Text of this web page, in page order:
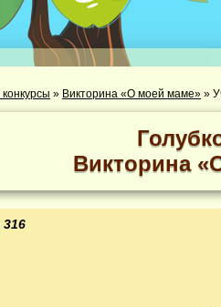
» Викторина «О моей маме» »
Викторина
316